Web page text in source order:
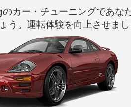
のカー・チューニングであな
う。運転体験を向上させまし